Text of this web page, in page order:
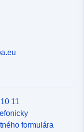
11
formulára